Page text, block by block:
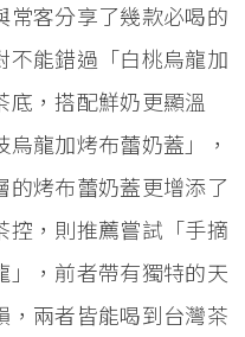
常客分享了幾款必喝的
不能錯過「白桃烏龍加
底，搭配鮮奶更顯溫
龍加烤布蕾奶蓋」，
的烤布蕾奶蓋更增添了
控，則推薦嘗試「手摘
」，前者帶有獨特的天
，兩者皆能喝到台灣茶